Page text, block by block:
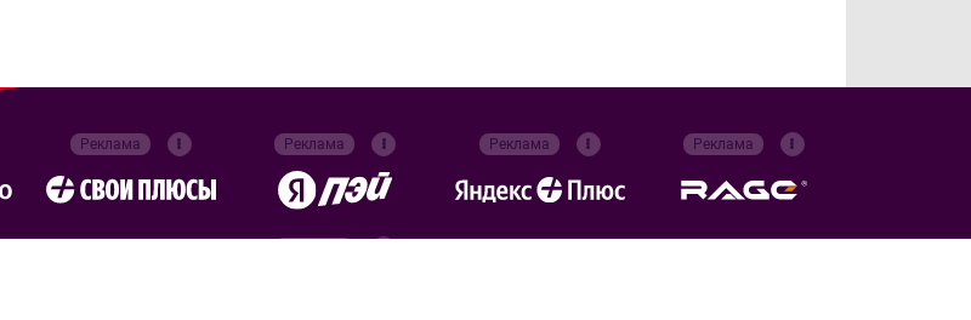
Реклама Реклама Реклама Реклама